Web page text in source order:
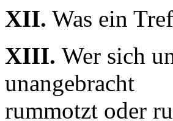
XII. Was ein
XIII. Wer sich
unangebracht
rummotzt oder